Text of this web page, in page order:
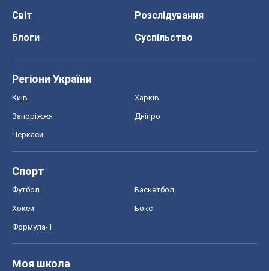
Світ
Розслідування
Блоги
Суспільство
Регіони України
Київ Харків
Запоріжжя Дніпро
Черкаси
Спорт
Футбол Баскетбол
Хокей Бокс
Формула-1
Моя школа